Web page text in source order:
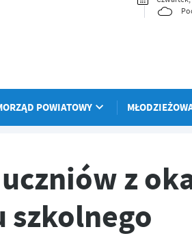
POWIATOWY
z
szkolnego